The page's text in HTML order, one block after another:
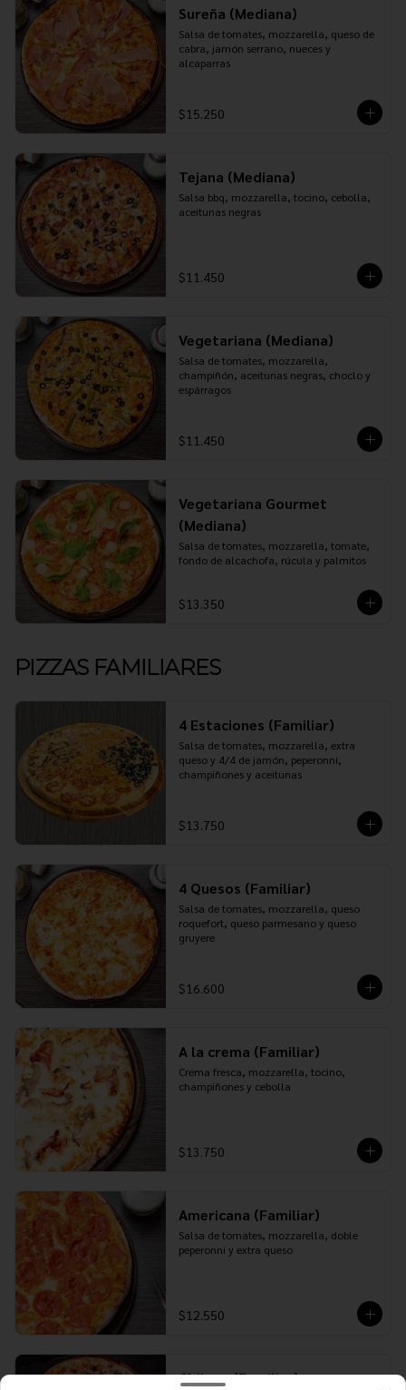
Sureña (Mediana)
Salsa de tomates, mozzarella, queso de
cabra, jamón serrano, nueces y
alcaparras
$15.250
Tejana (Mediana)
Salsa bbq, mozzarella, tocino, cebolla,
aceitunas negras
$11.450
Vegetariana (Mediana)
Salsa de tomates, mozzarella,
champiñón, aceitunas negras, choclo y
espárragos
$11.450
Vegetariana Gourmet
(Mediana)
Salsa de tomates, mozzarella, tomate,
fondo de alcachofa, rúcula y palmitos
$13.350
PIZZAS FAMILIARES
4 Estaciones (Familiar)
Salsa de tomates, mozzarella, extra
queso y 4/4 de jamón, peperonni,
champiñones y aceitunas
$13.750
4 Quesos (Familiar)
Salsa de tomates, mozzarella, queso
roquefort, queso parmesano y queso
gruyere
$16.600
A la crema (Familiar)
Crema fresca, mozzarella, tocino,
champiñones y cebolla
$13.750
Americana (Familiar)
Salsa de tomates, mozzarella, doble
peperonni y extra queso
$12.550
Chilena (Familiar)